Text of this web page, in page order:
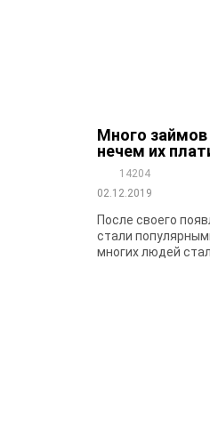
Много
нечем их
14204
02.12.2019
После своего
стали
многих людей